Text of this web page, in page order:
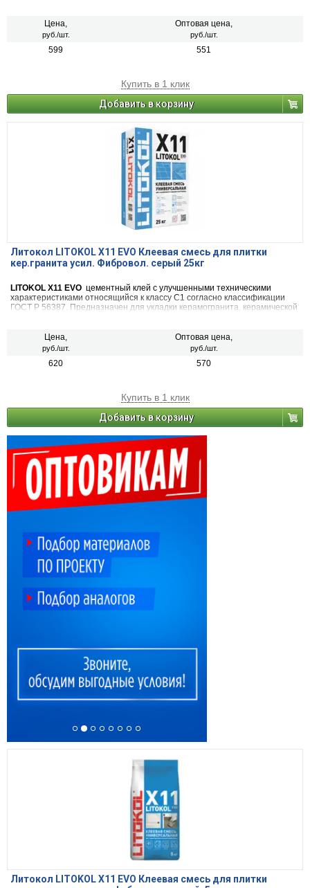
Цена,
руб./шт.
Оптовая цена,
руб./шт.
599 551
Купить в 1 клик
Добавить в корзину
Литокол LITOKOL X11 EVO Клеевая смесь для плитки
кер.гранита усил. Фибровол. серый 25кг
LITOKOL X11 EVO цементный клей с улучшенными техническими
характеристиками относящийся к классу С1 согласно классификации
ГОСТ Р 56387. Предназначен для укладки керамогранита, керамической
наружных работ.
Цена,
руб./шт.
Оптовая цена,
руб./шт.
620 570
Купить в 1 клик
Добавить в корзину
Литокол LITOKOL X11 EVO Клеевая смесь для плитки